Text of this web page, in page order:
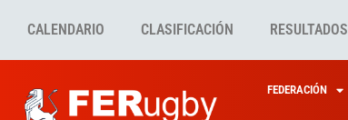
CALENDARIO CLASIFICACIÓN RESULTADOS
FEDERACIÓN